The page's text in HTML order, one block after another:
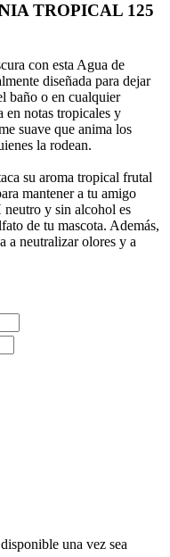
TROPICAL 125
con esta Agua de
diseñada para dejar
baño o en cualquier
en notas tropicales y
suave que anima los
la rodean.
su aroma tropical frutal
mantener a tu amigo
y sin alcohol es
de tu mascota. Además,
a neutralizar olores y a
una vez sea